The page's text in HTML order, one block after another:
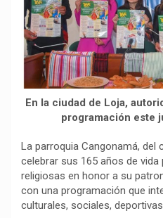
En la ciudad de Loja,
programación este
La parroquia Cangonamá, del
celebrar sus 165 años de
religiosas en honor a su
con una programación que
culturales, sociales,